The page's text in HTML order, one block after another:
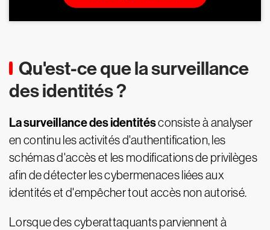
Qu'est-ce que la surveillance
des identités ?
La surveillance des identitésconsiste à analyser
en continu les activités d'authentification, les
schémas d'accès et les modifications de privilèges
afin de détecter les cybermenaces liées aux
identités et d'empêcher tout accès non autorisé.
Lorsque des cyberattaquants parviennent à